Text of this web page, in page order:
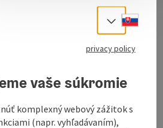
Select
privacy policy
vaše súkromie
komplexný webový zážitok s
(napr. vyhľadávaním),